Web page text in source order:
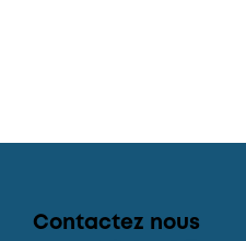
Contactez nous